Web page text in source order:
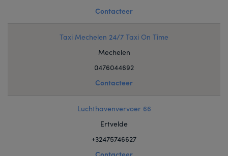
Contacteer
Taxi Mechelen 24/7 Taxi On Time
Mechelen
0476044692
Contacteer
Luchthavenvervoer 66
Ertvelde
+32475746627
Contacteer